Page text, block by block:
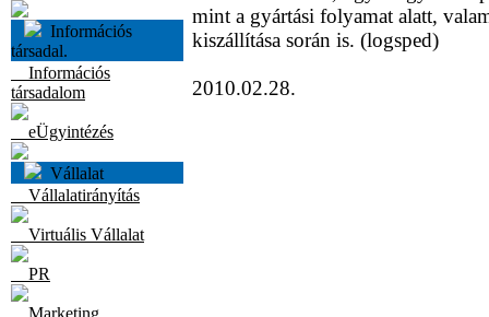
Információs
társadal.
Információs
társadalom
eÜgyintézés
Vállalat
Vállalatirányítás
Virtuális Vállalat
PR
Marketing
mint a gyártási folyamat alatt,
kiszállítása során is. (logsped)
2010.02.28.